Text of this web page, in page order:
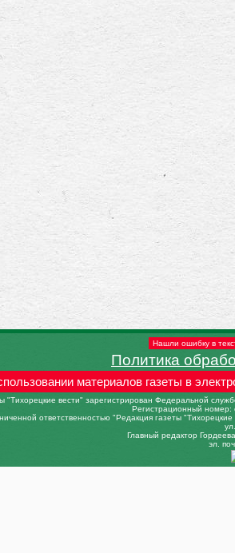
Нашли ошибку в
Политика
материалов газеты в
"Тихорецкие вести" зарегистрирован Федеральной
Регистрационный
ответственностью "Редакция газеты
Главный редактор
эл.